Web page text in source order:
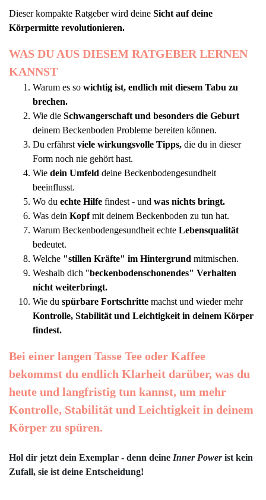
Dieser kompakte Ratgeber wird deine Sicht auf deine
Körpermitte revolutionieren.
WAS DU AUS DIESEM RATGEBER LERNEN
KANNST
Warum es so wichtig ist, endlich mit diesem Tabu zu
brechen.
Wie die Schwangerschaft und besonders die Geburt
deinem Beckenboden Probleme bereiten können.
Du erfährst viele wirkungsvolle Tipps, die du in dieser
Form noch nie gehört hast.
Wie dein Umfeld deine Beckenbodengesundheit
beeinflusst.
Wo du echte Hilfe findest - und was nichts bringt.
Was dein Kopfmit deinem Beckenboden zu tun hat.
Warum Beckenbodengesundheit echte Lebensqualität
bedeutet.
Welche "stillen Kräfte" im Hintergrund mitmischen.
Weshalb dich "beckenbodenschonendes" Verhalten
nicht weiterbringt.
Wie du spürbare Fortschritte machst und wieder mehr
Kontrolle, Stabilität und Leichtigkeit in deinem Körper
findest.
Bei einer langen Tasse Tee oder Kaffee
bekommst du endlich Klarheit darüber, was du
heute und langfristig tun kannst, um mehr
Kontrolle, Stabilität und Leichtigkeit in deinem
Körper zu spüren.
Hol dir jetzt dein Exemplar - denn deine Inner Powerist kein
Zufall, sie ist deine Entscheidung!